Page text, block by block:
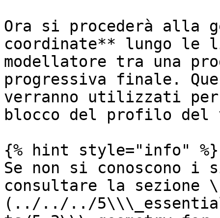
Ora si procederà alla
coordinate** lungo le
modellatore tra una
progressiva finale.
verranno utilizzati
blocco del profilo del
{% hint style="info" %}
Se non si conoscono i
consultare la sezione
(../../../